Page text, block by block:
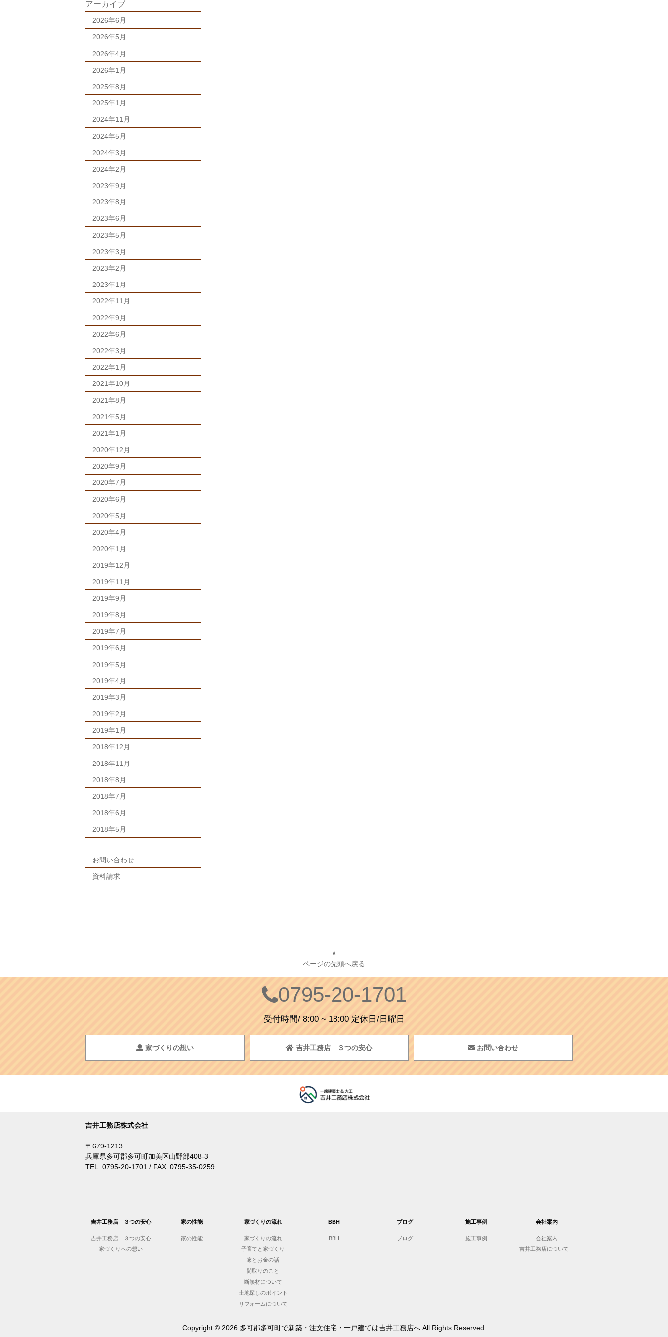
アーカイブ
2026年6月
2026年5月
2026年4月
2026年1月
2025年8月
2025年1月
2024年11月
2024年5月
2024年3月
2024年2月
2023年9月
2023年8月
2023年6月
2023年5月
2023年3月
2023年2月
2023年1月
2022年11月
2022年9月
2022年6月
2022年3月
2022年1月
2021年10月
2021年8月
2021年5月
2021年1月
2020年12月
2020年9月
2020年7月
2020年6月
2020年5月
2020年4月
2020年1月
2019年12月
2019年11月
2019年9月
2019年8月
2019年7月
2019年6月
2019年5月
2019年4月
2019年3月
2019年2月
2019年1月
2018年12月
2018年11月
2018年8月
2018年7月
2018年6月
2018年5月
お問い合わせ
資料請求
∧
ページの先頭へ戻る
0795-20-1701
受付時間/ 8:00 ~ 18:00 定休日/日曜日
家づくりの想い 吉井工務店 ３つの安心 お問い合わせ
吉井工務店株式会社
〒679-1213
兵庫県多可郡多可町加美区山野部408-3
TEL. 0795-20-1701 / FAX. 0795-35-0259
吉井工務店 ３つの安心
吉井工務店 ３つの安心
家づくりへの想い
家の性能
家の性能
家づくりの流れ
家づくりの流れ
子育てと家づくり
家とお金の話
間取りのこと
断熱材について
土地探しのポイント
リフォームについて
BBH
BBH
ブログ
ブログ
施工事例
施工事例
会社案内
会社案内
吉井工務店について
Copyright © 2026 多可郡多可町で新築・注文住宅・一戸建ては吉井工務店へ All Rights Reserved.